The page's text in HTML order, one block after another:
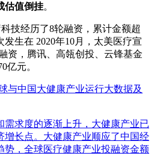
估值倒挂。
经历了8轮融资，累计金额超
生在 2020年10月，太美医疗宣
资，腾讯、高瓴创投、云锋基金
亿元。
与中国大健康产业运行大数据及
需求度的逐渐上升，大健康产业已
增长点。大健康产业顺应了中国经
势，全球医疗健康产业投融资金额